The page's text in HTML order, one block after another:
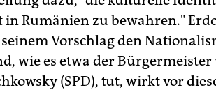
Rumänien zu bewahren."
Vorschlag den
wie es etwa der
(SPD), tut, wirkt vor